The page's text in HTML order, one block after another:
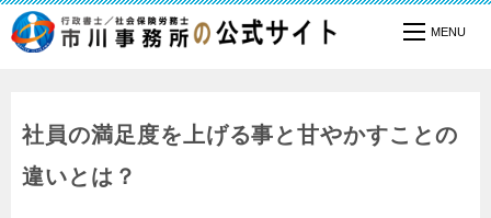
TOP
会社経営について
社員の満足度を上げる事と甘やかすことの違いとは？
社員の満足度を上げる事と甘やかすことの
違いとは？